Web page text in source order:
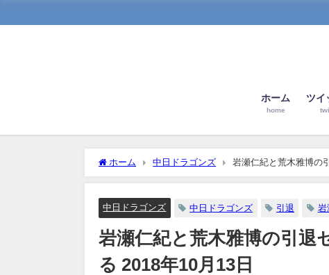
ホーム
home
ツイ
ホーム 中日ドラゴンズ 岩瀬仁紀と荒木雅博の
中日ドラゴンズ 中日ドラゴンズ 引退 岩
岩瀬仁紀と荒木雅博の引退
る 2018年10月13日